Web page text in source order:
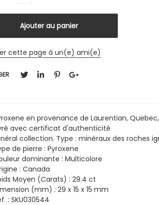
cette page à un(e) ami(e)
en provenance de Laurentian,
avec certificat d'authenticité
collection. Type : minéraux des roches
de pierre : Pyroxene
dominante : Multicolore
: Canada
Moyen (Carats) : 29.4 ct
(mm) : 29 x 15 x 15 mm
: SKU030544